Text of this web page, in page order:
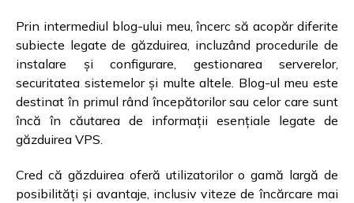
Prin intermediul blog-ului meu, încerc să acopăr diferite
subiecte legate de găzduirea, incluzând procedurile de
instalare și configurare, gestionarea serverelor,
securitatea sistemelor și multe altele. Blog-ul meu este
destinat în primul rând începătorilor sau celor care sunt
încă în căutarea de informații esențiale legate de
găzduirea VPS.
Cred că găzduirea oferă utilizatorilor o gamă largă de
posibilități și avantaje, inclusiv viteze de încărcare mai